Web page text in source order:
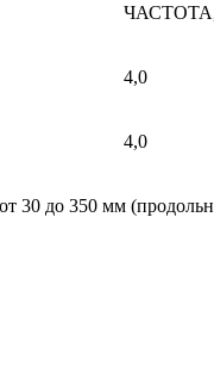
4,0
4,0
30 до 350 мм